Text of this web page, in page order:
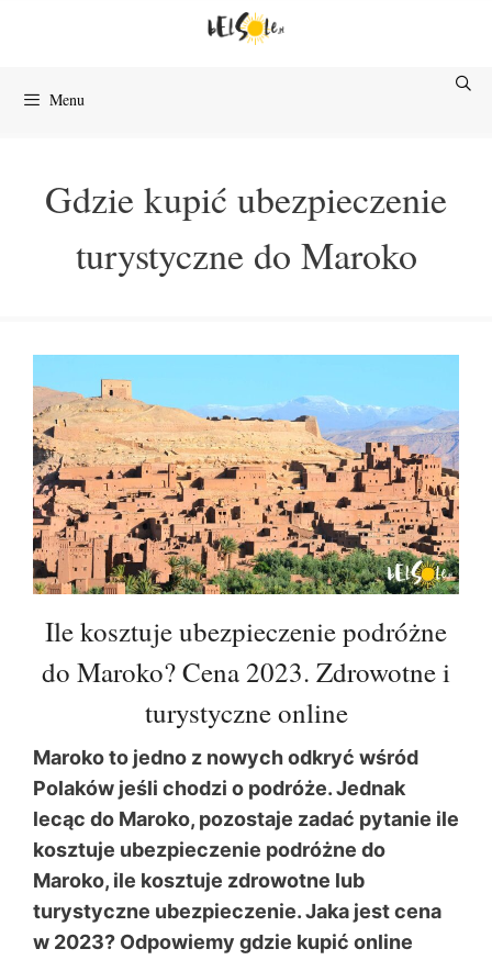
Menu
Gdzie kupić ubezpieczenie
turystyczne do Maroko
Ile kosztuje ubezpieczenie podróżne
do Maroko? Cena 2023. Zdrowotne i
turystyczne online
Maroko to jedno z nowych odkryć wśród
Polaków jeśli chodzi o podróże. Jednak
lecąc do Maroko, pozostaje zadać pytanie ile
kosztuje ubezpieczenie podróżne do
Maroko, ile kosztuje zdrowotne lub
turystyczne ubezpieczenie. Jaka jest cena
w 2023? Odpowiemy gdzie kupić online